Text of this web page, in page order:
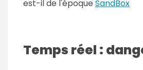
est-il de l'époque SandBox
Temps réel :